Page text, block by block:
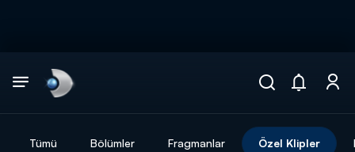
Tümü Bölümler Fragmanlar Özel Klipler